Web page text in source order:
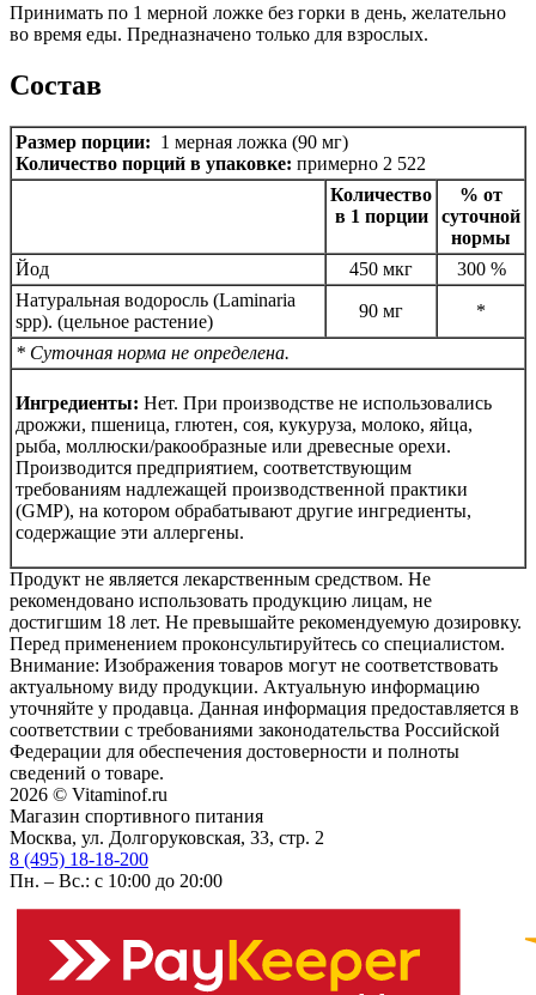
Принимать по 1 мерной ложке без горки в день, желательно
во время еды. Предназначено только для взрослых.
Состав
Размер порции: 1 мерная ложка (90 мг)
Количество порций в упаковке: примерно 2 522
Количество
в 1 порции
% от
суточной
нормы
Йод
450 мкг
300 %
Натуральная водоросль (Laminaria
spp). (цельное растение)
90 мг *
* Суточная норма не определена.
Ингредиенты: Нет. При производстве не использовались
дрожжи, пшеница, глютен, соя, кукуруза, молоко, яйца,
рыба, моллюски/ракообразные или древесные орехи.
Производится предприятием, соответствующим
требованиям надлежащей производственной практики
(GMP), на котором обрабатывают другие ингредиенты,
содержащие эти аллергены.
Продукт не является лекарственным средством. Не
рекомендовано использовать продукцию лицам, не
достигшим 18 лет. Не превышайте рекомендуемую дозировку.
Перед применением проконсультируйтесь со специалистом.
Внимание: Изображения товаров могут не соответствовать
актуальному виду продукции. Актуальную информацию
уточняйте у продавца. Данная информация предоставляется в
соответствии с требованиями законодательства Российской
Федерации для обеспечения достоверности и полноты
сведений о товаре.
2026 © Vitaminof.ru
Магазин спортивного питания
Москва, ул. Долгоруковская, 33, стр. 2
8 (495) 18-18-200
Пн. – Вс.: с 10:00 до 20:00